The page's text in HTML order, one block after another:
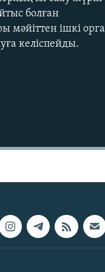
болған
мәйіттен ішкі
келіспейды.